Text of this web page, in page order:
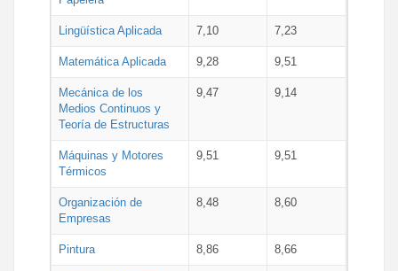
Lingüística Aplicada 7,10 7,23
Matemática Aplicada 9,28 9,51
Mecánica de los
Medios Continuos y
Teoría de Estructuras
9,47 9,14
Máquinas y Motores
Térmicos
9,51 9,51
Organización de
Empresas
8,48 8,60
Pintura 8,86 8,66